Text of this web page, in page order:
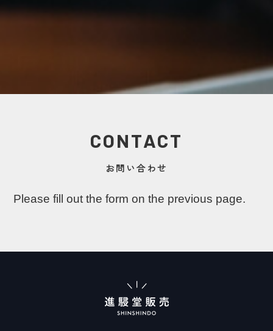
CONTACT
お問い合わせ
Please fill out the form on the previous page.